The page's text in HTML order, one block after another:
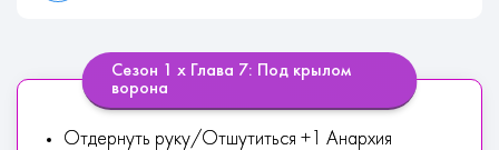
Сезон 1 х Глава 7: Под крылом
ворона
Отдернуть руку/Отшутиться +1 Анархия